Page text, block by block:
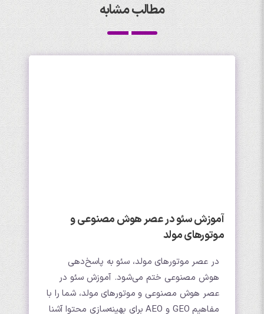
مطالب مشابه
آموزش سئو در عصر هوش مصنوعی و
موتورهای مولد
در عصر موتورهای مولد، سئو به پاسخ‌دهی
هوش مصنوعی ختم می‌شود. آموزش سئو در
عصر هوش مصنوعی و موتورهای مولد، شما را با
مفاهیم GEO و AEO برای بهینه‌سازی محتوا آشنا